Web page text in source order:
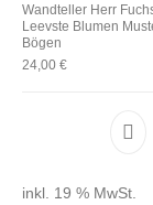
Wandteller Herr
Leevste Blumen
Bögen
24,00€
inkl. 19 % MwSt.